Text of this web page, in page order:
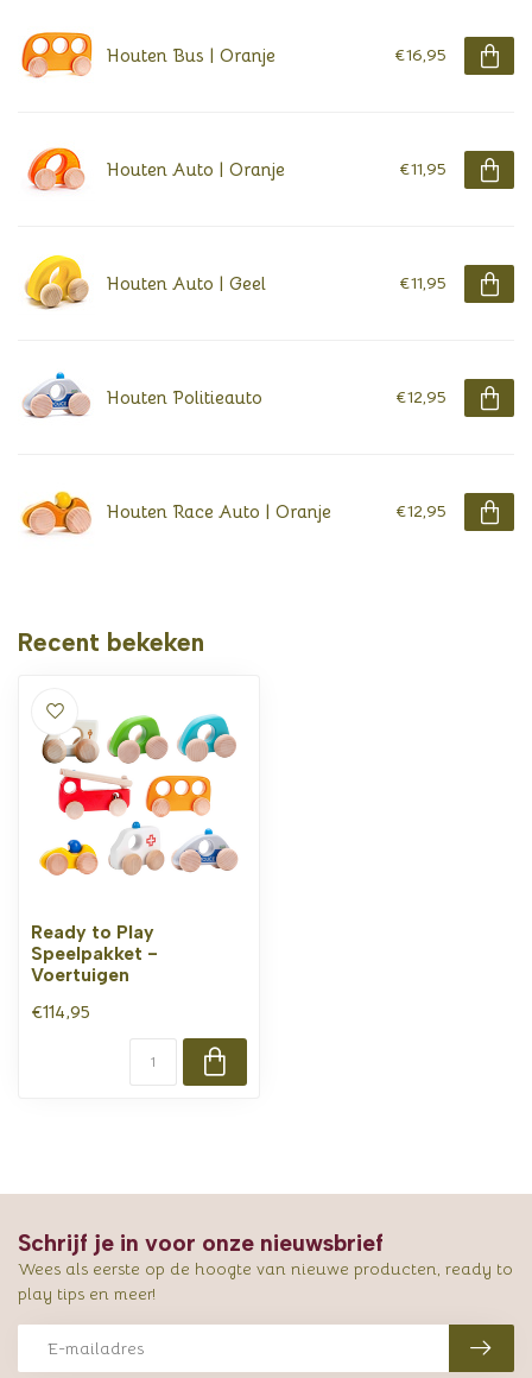
Houten Bus | Oranje €16,95
Houten Auto | Oranje €11,95
Houten Auto | Geel €11,95
Houten Politieauto €12,95
Houten Race Auto | Oranje €12,95
Recent bekeken
Ready to Play
Speelpakket -
Voertuigen
€114,95
Schrijf je in voor onze nieuwsbrief
Wees als eerste op de hoogte van nieuwe producten, ready to
play tips en meer!